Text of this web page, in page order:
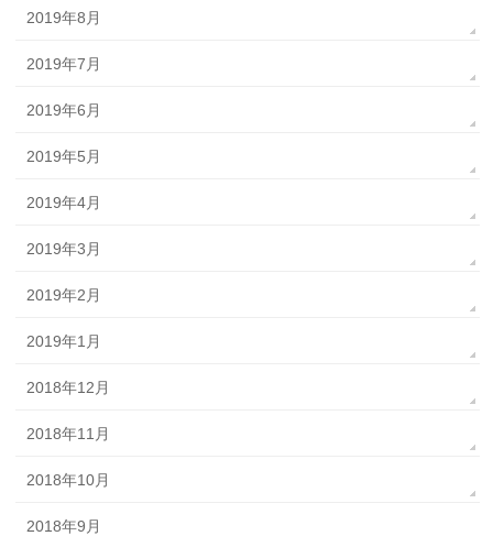
2019年8月
2019年7月
2019年6月
2019年5月
2019年4月
2019年3月
2019年2月
2019年1月
2018年12月
2018年11月
2018年10月
2018年9月